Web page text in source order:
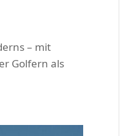
– mit
Golfern als